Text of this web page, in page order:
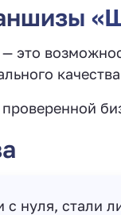
с нуля, стали